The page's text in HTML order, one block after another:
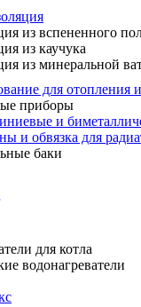
из вспененного
из каучука
из минеральной
для отопления
приборы
и
и обвязка для
баки
для котла
водонагреватели